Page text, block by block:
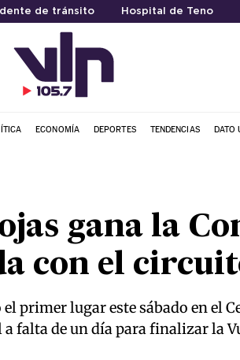
de tránsito Hospital de Teno
ECONOMÍA DEPORTES TENDENCIAS DATO
gana la
con el
primer lugar este sábado en el
falta de un día para finalizar la